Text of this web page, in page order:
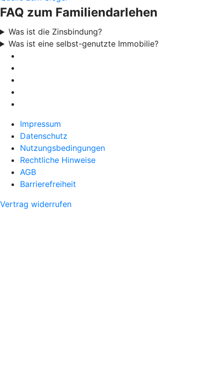
FAQ zum Familiendarlehen
Was ist die Zinsbindung?
Was ist eine selbst-genutzte Immobilie?
Impressum
Datenschutz
Nutzungsbedingungen
Rechtliche Hinweise
AGB
Barrierefreiheit
Vertrag widerrufen